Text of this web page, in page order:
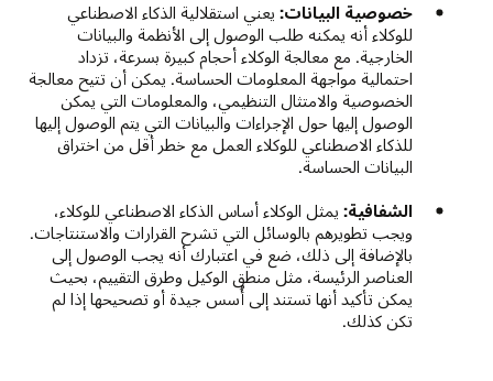
خصوصية البيانات: يعني استقلالية الذكاء الاصطناعي
للوكلاء أنه يمكنه طلب الوصول إلى الأنظمة والبيانات
الخارجية. مع معالجة الوكلاء أحجام كبيرة بسرعة، تزداد
احتمالية مواجهة المعلومات الحساسة. يمكن أن تتيح معالجة
الخصوصية والامتثال التنظيمي، والمعلومات التي يمكن
الوصول إليها حول الإجراءات والبيانات التي يتم الوصول إليها
للذكاء الاصطناعي للوكلاء العمل مع خطر أقل من اختراق
البيانات الحساسة.
الشفافية: يمثل الوكلاء أساس الذكاء الاصطناعي للوكلاء،
ويجب تطويرهم بالوسائل التي تشرح القرارات والاستنتاجات.
بالإضافة إلى ذلك، ضع في اعتبارك أنه يجب الوصول إلى
العناصر الرئيسة، مثل منطق الوكيل وطرق التقييم، بحيث
يمكن تأكيد أنها تستند إلى أُسس جيدة أو تصحيحها إذا لم
تكن كذلك.